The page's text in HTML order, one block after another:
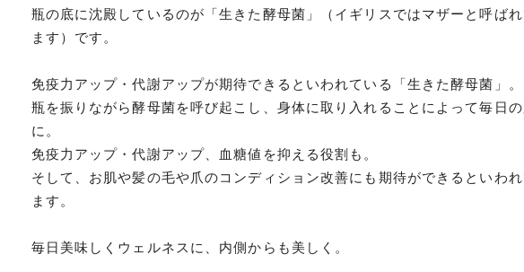
瓶の底に沈殿しているのが「生きた酵母菌」（イギリスではマザーと呼ば
ます）です。
免疫力アップ・代謝アップが期待できるといわれている「生きた酵母菌」。
瓶を振りながら酵母菌を呼び起こし、身体に取り入れることによって毎日
に。
免疫力アップ・代謝アップ、血糖値を抑える役割も。
そして、お肌や髪の毛や爪のコンディション改善にも期待ができるといわ
ます。
毎日美味しくウェルネスに、内側からも美しく。